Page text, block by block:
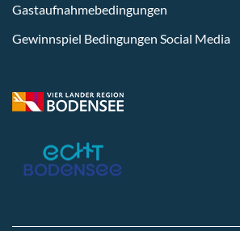
Gastaufnahmebedingungen
Gewinnspiel Bedingungen Social Media